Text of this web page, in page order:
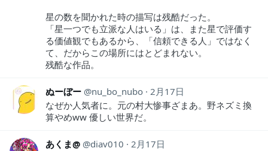
星の数を聞かれた時の描写は残酷だった。
「星一つでも立派な人はいる」は、また星で評価す
る価値観でもあるから、「信頼できる人」ではなく
て、だからこの場所にはとどまれない。
残酷な作品。
ぬーぼー nu_bo_nubo 2月17日
なぜか人気者に。元の村大惨事ざまあ。野ネズミ換
算やめww 優しい世界だ。
あくま@ diav010
2月17日